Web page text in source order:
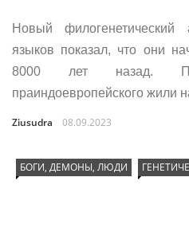
Новый филогенетический
языков показал, что они
8000 лет назад. По-
праиндоевропейского жили
Ziusudra 08.09.2023
БОГИ, ДЕМОНЫ, ЛЮДИ